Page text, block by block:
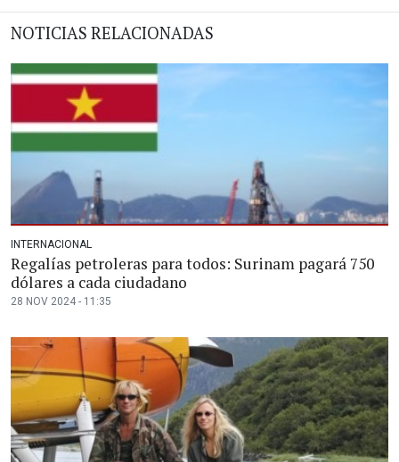
NOTICIAS RELACIONADAS
INTERNACIONAL
Regalías petroleras para todos: Surinam pagará 750
dólares a cada ciudadano
28 NOV 2024 - 11:35